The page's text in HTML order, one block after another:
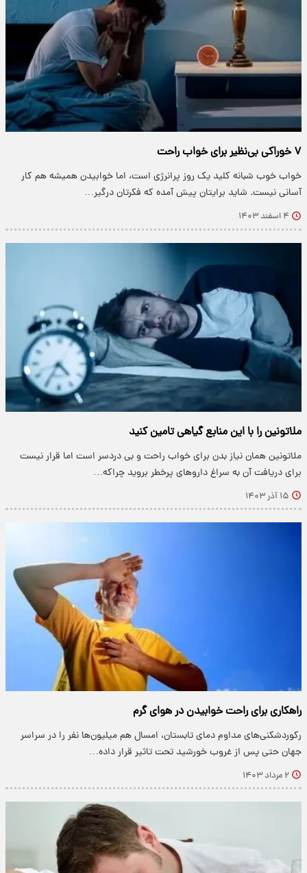
۷ خوراکی بی‌نظیر برای خواب راحت
خواب خوب شبانه کلید یک روز پرانرژی است، اما خوابیدن همیشه هم کار
آسانی نیست. شاید برایتان پیش آمده که فکرتان درگیر…
۴ اسفند ۱۴۰۳
ملاتونین را با این منابع گیاهی تامین کنید
ملاتونین همان نیاز بدن برای خواب راحت و بی دردسر است اما قرار نیست
برای دریافت آن به سراغ داروهای پرخطر بروید چراکه…
۱۵ آذر ۱۴۰۳
راهکاری برای راحت خوابیدن در هوای گرم
رکوردشکنی‌های مداوم دمای تابستان، امسال هم میلیون‌ها نفر را در سراسر
جهان حتی پس از غروب خورشید تحت تاثیر قرار داده…
۲ مرداد ۱۴۰۳